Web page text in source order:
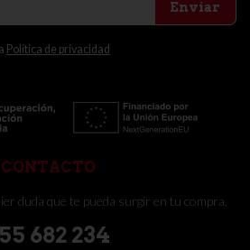
Enviar
Política de privacidad
CONTACTO
duda que te pueda surgir en tu compra.
682 234